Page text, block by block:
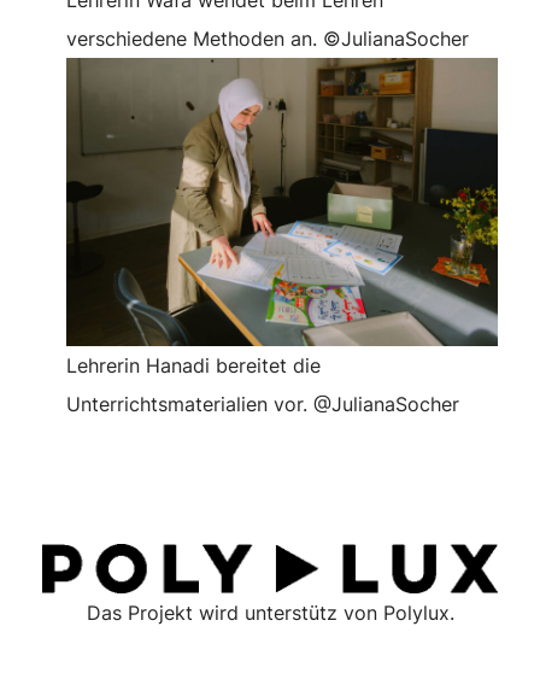
verschiedene Methoden an. ©JulianaSocher
Lehrerin Hanadi bereitet die
Unterrichtsmaterialien vor. @JulianaSocher
Das Projekt wird unterstütz von Polylux.